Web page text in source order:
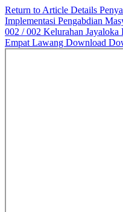
Return to Article Details
Implementasi Pengabdian
002 / 002 Kelurahan
Empat Lawang Download